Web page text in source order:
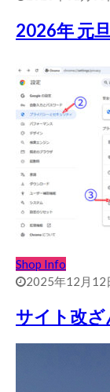
2026年 元
Shop Info
2025年12月12
サイト改